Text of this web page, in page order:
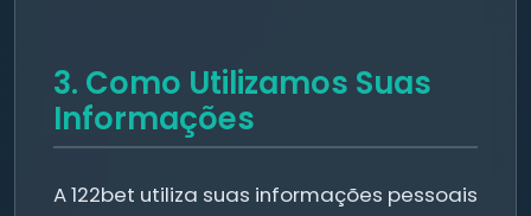
3. Como Utilizamos Suas
Informações
A 122bet utiliza suas informações pessoais